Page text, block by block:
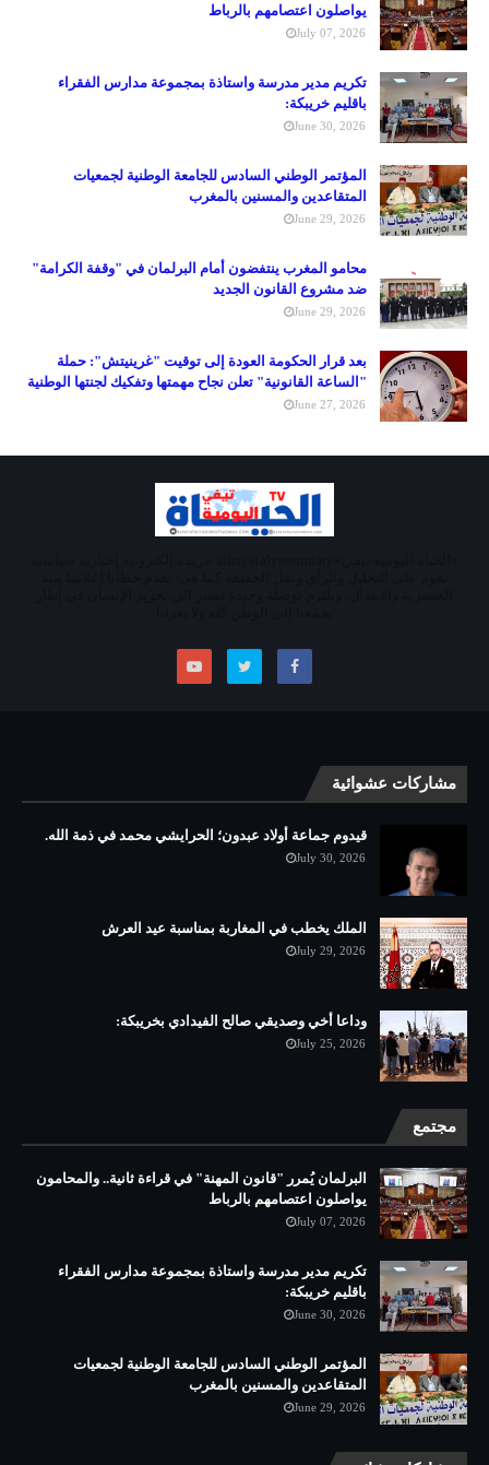
يواصلون اعتصامهم بالرباط
July 07, 2026
تكريم مدير مدرسة واستاذة بمجموعة مدارس الفقراء
باقليم خريبكة:
June 30, 2026
المؤتمر الوطني السادس للجامعة الوطنية لجمعيات
المتقاعدين والمسنين بالمغرب
June 29, 2026
محامو المغرب ينتفضون أمام البرلمان في "وقفة الكرامة"
ضد مشروع القانون الجديد
June 29, 2026
بعد قرار الحكومة العودة إلى توقيت "غرينيتش": حملة
"الساعة القانونية" تعلن نجاح مهمتها وتفكيك لجنتها الوطنية
June 27, 2026
مشاركات عشوائية
قيدوم جماعة أولاد عبدون؛ الحرايشي محمد في ذمة الله.
July 30, 2026
الملك يخطب في المغاربة بمناسبة عيد العرش
July 29, 2026
وداعا أخي وصديقي صالح الفيدادي بخريبكة:
July 25, 2026
مجتمع
البرلمان يُمرر "قانون المهنة" في قراءة ثانية.. والمحامون
يواصلون اعتصامهم بالرباط
July 07, 2026
تكريم مدير مدرسة واستاذة بمجموعة مدارس الفقراء
باقليم خريبكة:
June 30, 2026
المؤتمر الوطني السادس للجامعة الوطنية لجمعيات
المتقاعدين والمسنين بالمغرب
June 29, 2026